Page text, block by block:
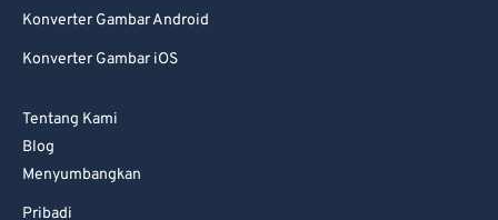
Konverter Gambar Android
Konverter Gambar iOS
Tentang Kami
Blog
Menyumbangkan
Pribadi